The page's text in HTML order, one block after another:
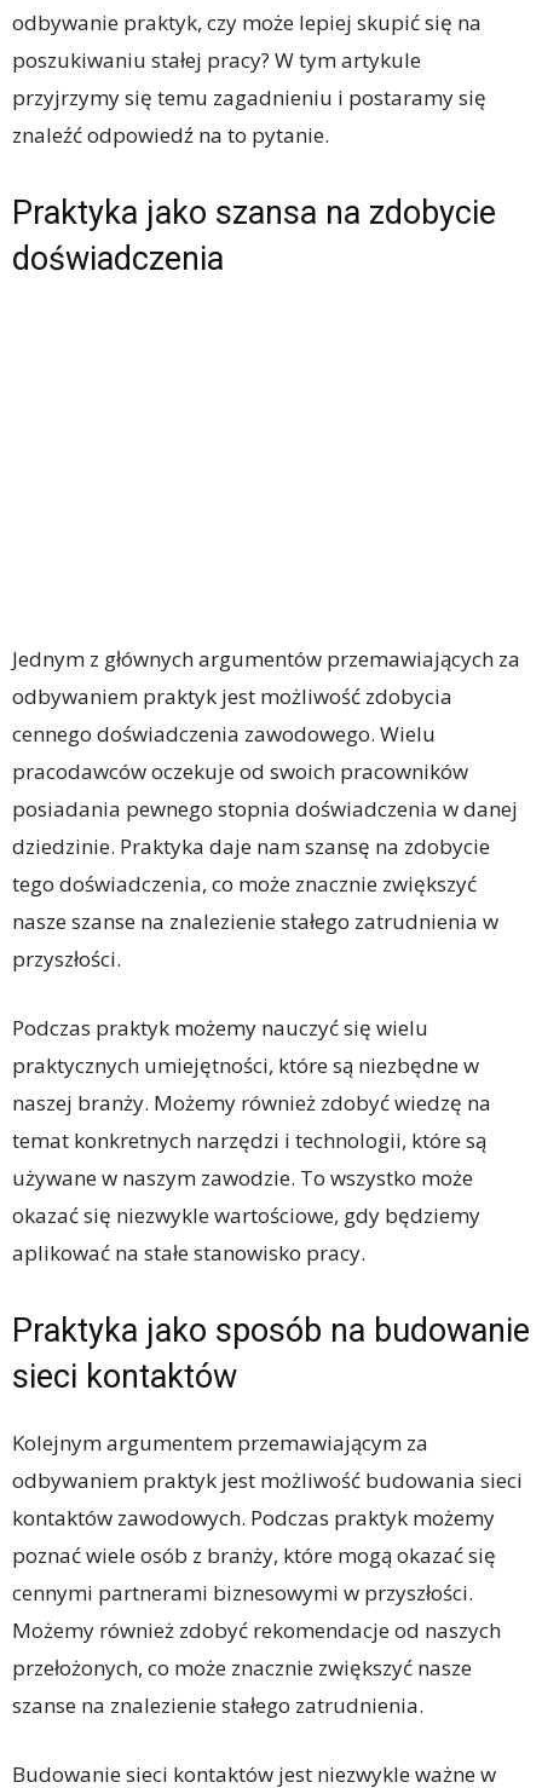
odbywanie praktyk, czy może lepiej skupić się na
poszukiwaniu stałej pracy? W tym artykule
przyjrzymy się temu zagadnieniu i postaramy się
znaleźć odpowiedź na to pytanie.
Praktyka jako szansa na zdobycie
doświadczenia
Jednym z głównych argumentów przemawiających za
odbywaniem praktyk jest możliwość zdobycia
cennego doświadczenia zawodowego. Wielu
pracodawców oczekuje od swoich pracowników
posiadania pewnego stopnia doświadczenia w danej
dziedzinie. Praktyka daje nam szansę na zdobycie
tego doświadczenia, co może znacznie zwiększyć
nasze szanse na znalezienie stałego zatrudnienia w
przyszłości.
Podczas praktyk możemy nauczyć się wielu
praktycznych umiejętności, które są niezbędne w
naszej branży. Możemy również zdobyć wiedzę na
temat konkretnych narzędzi i technologii, które są
używane w naszym zawodzie. To wszystko może
okazać się niezwykle wartościowe, gdy będziemy
aplikować na stałe stanowisko pracy.
Praktyka jako sposób na budowanie
sieci kontaktów
Kolejnym argumentem przemawiającym za
odbywaniem praktyk jest możliwość budowania sieci
kontaktów zawodowych. Podczas praktyk możemy
poznać wiele osób z branży, które mogą okazać się
cennymi partnerami biznesowymi w przyszłości.
Możemy również zdobyć rekomendacje od naszych
przełożonych, co może znacznie zwiększyć nasze
szanse na znalezienie stałego zatrudnienia.
Budowanie sieci kontaktów jest niezwykle ważne w